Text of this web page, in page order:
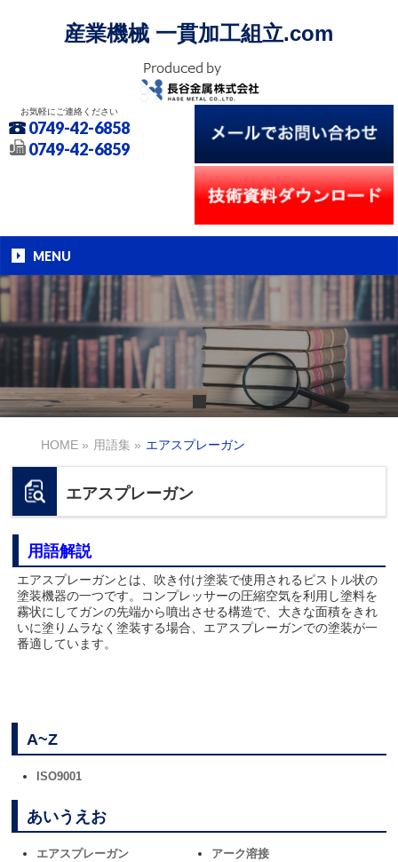
産業機械 一貫加工組立.com
お気軽にご連絡ください
0749-42-6858
0749-42-6859
MENU
HOME » 用語集 » エアスプレーガン
エアスプレーガン
用語解説
エアスプレーガンとは、吹き付け塗装で使用されるピストル状の
塗装機器の一つです。コンプレッサーの圧縮空気を利用し塗料を
霧状にしてガンの先端から噴出させる構造で、大きな面積をきれ
いに塗りムラなく塗装する場合、エアスプレーガンでの塗装が一
番適しています。
A~Z
ISO9001
あいうえお
エアスプレーガン アーク溶接